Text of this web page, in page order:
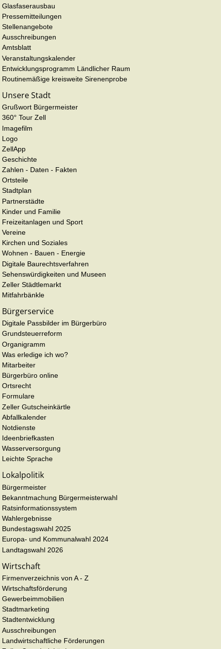
Glasfaserausbau
Pressemitteilungen
Stellenangebote
Ausschreibungen
Amtsblatt
Veranstaltungskalender
Entwicklungsprogramm Ländlicher Raum
Routinemäßige kreisweite Sirenenprobe
Unsere Stadt
Grußwort Bürgermeister
360° Tour Zell
Imagefilm
Logo
ZellApp
Geschichte
Zahlen - Daten - Fakten
Ortsteile
Stadtplan
Partnerstädte
Kinder und Familie
Freizeitanlagen und Sport
Vereine
Kirchen und Soziales
Wohnen - Bauen - Energie
Digitale Baurechtsverfahren
Sehenswürdigkeiten und Museen
Zeller Städtlemarkt
Mitfahrbänkle
Bürgerservice
Digitale Passbilder im Bürgerbüro
Grundsteuerreform
Organigramm
Was erledige ich wo?
Mitarbeiter
Bürgerbüro online
Ortsrecht
Formulare
Zeller Gutscheinkärtle
Abfallkalender
Notdienste
Ideenbriefkasten
Wasserversorgung
Leichte Sprache
Lokalpolitik
Bürgermeister
Bekanntmachung Bürgermeisterwahl
Ratsinformationssystem
Wahlergebnisse
Bundestagswahl 2025
Europa- und Kommunalwahl 2024
Landtagswahl 2026
Wirtschaft
Firmenverzeichnis von A - Z
Wirtschaftsförderung
Gewerbeimmobilien
Stadtmarketing
Stadtentwicklung
Ausschreibungen
Landwirtschaftliche Förderungen